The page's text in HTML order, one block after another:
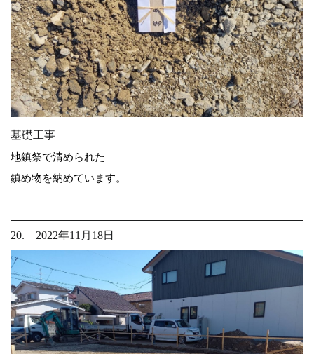
基礎工事
地鎮祭で清められた
鎮め物を納めています。
20. 2022年11月18日